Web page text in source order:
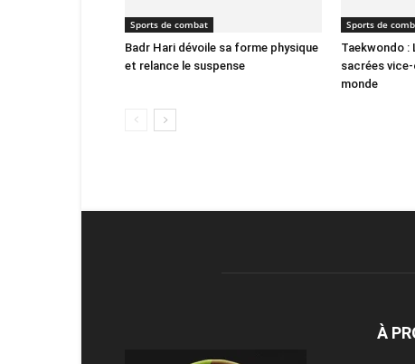
Sports de combat
Badr Hari dévoile sa forme physique
et relance le suspense
Sports de
Taekwondo :
sacrées
monde
À